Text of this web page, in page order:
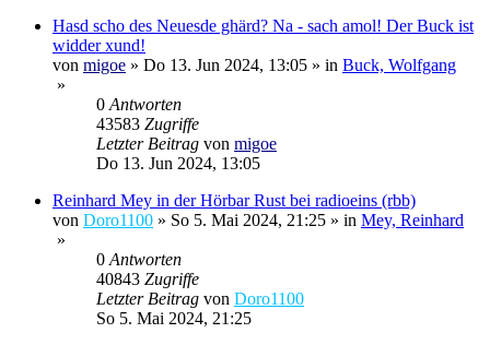
Hasd scho des Neuesde ghärd? Na - sach amol! Der Buck ist
widder xund!
von migoe » Do 13. Jun 2024, 13:05 » in Buck, Wolfgang
»
0Antworten
43583 Zugriffe
Letzter Beitrag von migoe
Do 13. Jun 2024, 13:05
Reinhard Mey in der Hörbar Rust bei radioeins (rbb)
von Doro1100 » So 5. Mai 2024, 21:25 » in Mey, Reinhard
»
0Antworten
40843 Zugriffe
Letzter Beitrag von Doro1100
So 5. Mai 2024, 21:25